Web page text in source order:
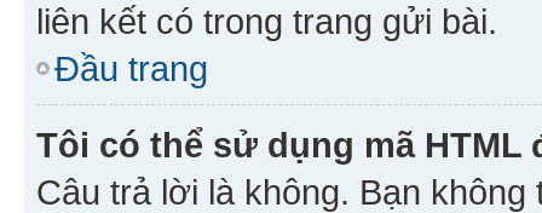
liên kết có trong trang gửi bài.
Đầu trang
Tôi có thể sử dụng mã
Câu trả lời là không. Bạn